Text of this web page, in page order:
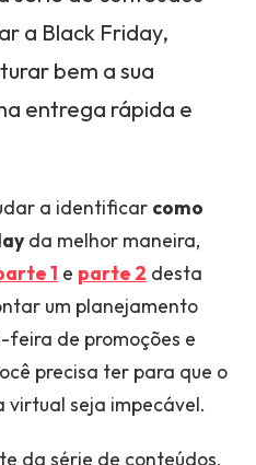
a Black Friday,
bem a sua
entrega rápida e
a identificar como
da melhor maneira,
1 e parte 2 desta
um planejamento
de promoções e
precisa ter para que o
virtual seja impecável.
da série de conteúdos,